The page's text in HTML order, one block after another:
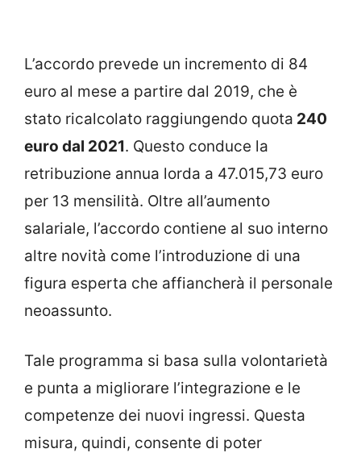
L’accordo prevede un incremento di 84
euro al mese a partire dal 2019, che è
stato ricalcolato raggiungendo quota 240
euro dal 2021. Questo conduce la
retribuzione annua lorda a 47.015,73 euro
per 13 mensilità. Oltre all’aumento
salariale, l’accordo contiene al suo interno
altre novità come l’introduzione di una
figura esperta che affiancherà il personale
neoassunto.
Tale programma si basa sulla volontarietà
e punta a migliorare l’integrazione e le
competenze dei nuovi ingressi. Questa
misura, quindi, consente di poter